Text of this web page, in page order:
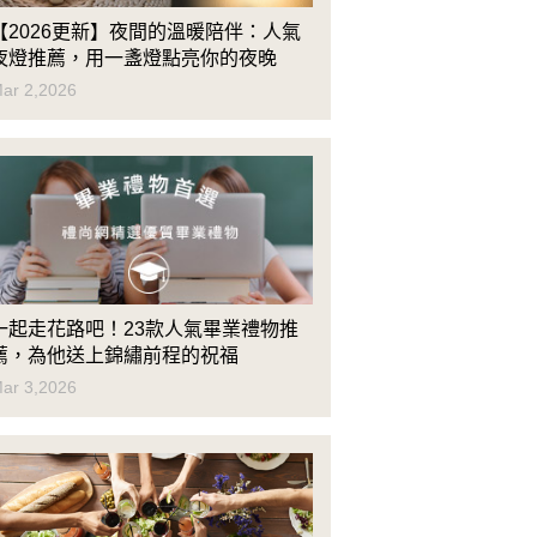
2026更新】夜間的溫暖陪伴：人氣
燈推薦，用一盞燈點亮你的夜晚
2,2026
起走花路吧！23款人氣畢業禮物推
，為他送上錦繡前程的祝福
3,2026